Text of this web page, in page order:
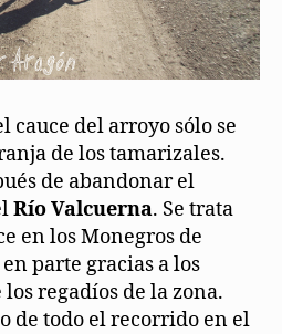
cauce del arroyo sólo se
de los tamarizales.
de abandonar el
Río Valcuerna. Se trata
en los Monegros de
parte gracias a los
regadíos de la zona.
de todo el recorrido en el